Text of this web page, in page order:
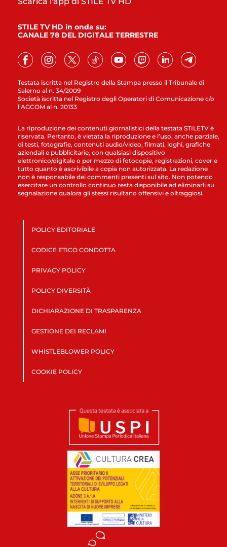
Testata iscritta nel Registro della Stampa presso il Tribunale di
Salerno al n. 34/2009
Società iscritta nel Registro degli Operatori di Comunicazione c/o
l’AGCOM al n. 20133
STILE TV HD in onda su:
CANALE 78 DEL DIGITALE TERRESTRE
La riproduzione dei contenuti giornalistici della testata STILETV è
riservata. Pertanto, è vietata la riproduzione e l’uso, anche parziale,
di testi, fotografie, contenuti audio/video, filmati, loghi, grafiche
aziendali e pubblicitarie, con qualsiasi dispositivo
elettronico/digitale o per mezzo di fotocopie, registrazioni, cover e
tutto quanto è ascrivibile a copia non autorizzata. La redazione
non è responsabile dei commenti presenti sul sito. Non potendo
esercitare un controllo continuo resta disponibile ad eliminarli su
segnalazione qualora gli stessi risultano offensivi e oltraggiosi.
POLICY EDITORIALE
CODICE ETICO CONDOTTA
PRIVACY POLICY
POLICY DIVERSITÀ
DICHIARAZIONE DI TRASPARENZA
GESTIONE DEI RECLAMI
WHISTLEBLOWER POLICY
COOKIE POLICY